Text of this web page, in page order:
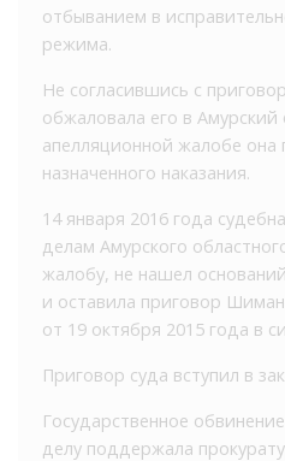
отбыванием в
режима.
Не согласившись с
обжаловала его в Амурский
апелляционной жалобе она
назначенного наказания.
14 января 2016 года
делам Амурского
жалобу, не нашел
и оставила приговор
от 19 октября 2015 года в
Приговор суда вступил в
Государственное
делу поддержала